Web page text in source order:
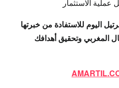
الاستثمار
اليوم للاستفادة من خبرتها
المغربي وتحقيق أهدافك